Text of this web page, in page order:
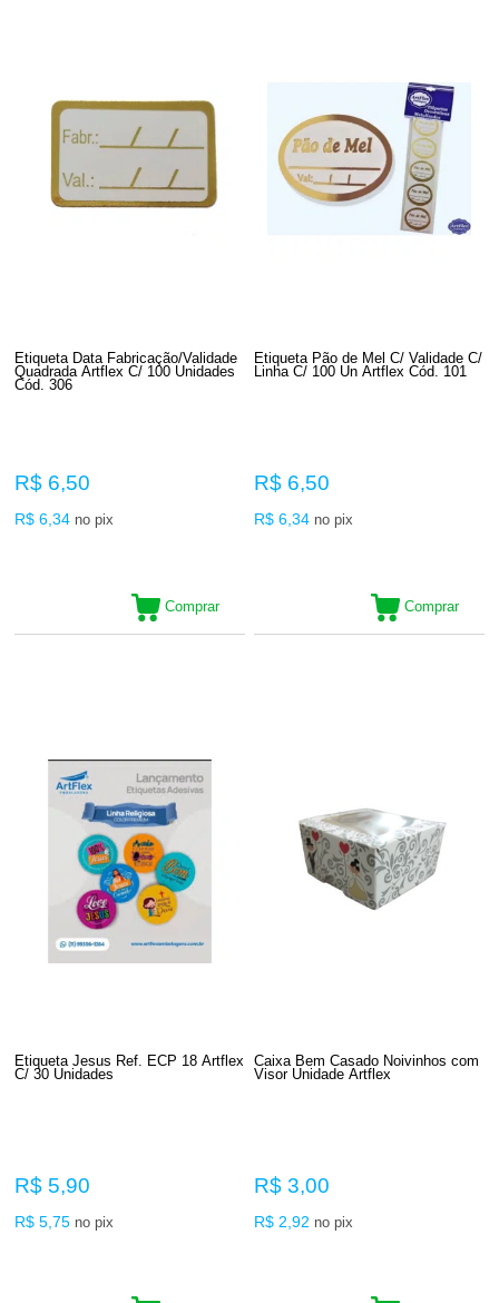
Etiqueta Data Fabricação/Validade
Quadrada Artflex C/ 100 Unidades
Cód. 306
R$ 6,50
R$ 6,34 no pix
Comprar
Etiqueta Pão de Mel C/ Validade C/
Linha C/ 100 Un Artflex Cód. 101
R$ 6,50
R$ 6,34 no pix
Comprar
Etiqueta Jesus Ref. ECP 18 Artflex
C/ 30 Unidades
R$ 5,90
R$ 5,75 no pix
Caixa Bem Casado Noivinhos com
Visor Unidade Artflex
R$ 3,00
R$ 2,92 no pix